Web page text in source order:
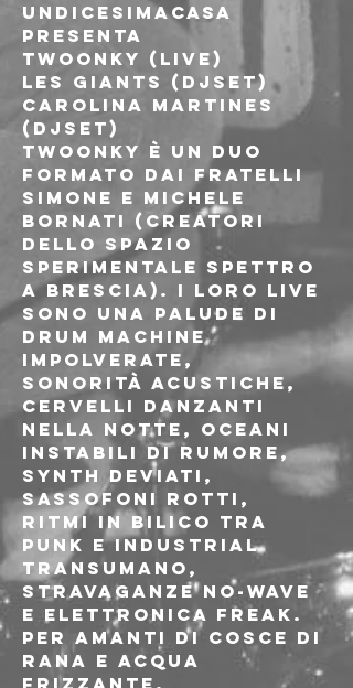
UNDICESIMACASA
presenta
Twoonky (live)
Les Giants (djset)
Carolina Martines
(djset)
Twoonky è un duo
formato dai fratelli
Simone e Michele
Bornati (creatori
dello spazio
sperimentale SPETTRO
a Brescia). I loro live
sono una palude di
drum machine
impolverate,
sonorità acustiche,
cervelli danzanti
nella notte, oceani
instabili di rumore,
synth deviati,
sassofoni rotti,
ritmi in bilico tra
punk e industrial
transumano,
stravaganze no-wave
e elettronica freak.
Per amanti di cosce di
rana e acqua
frizzante.